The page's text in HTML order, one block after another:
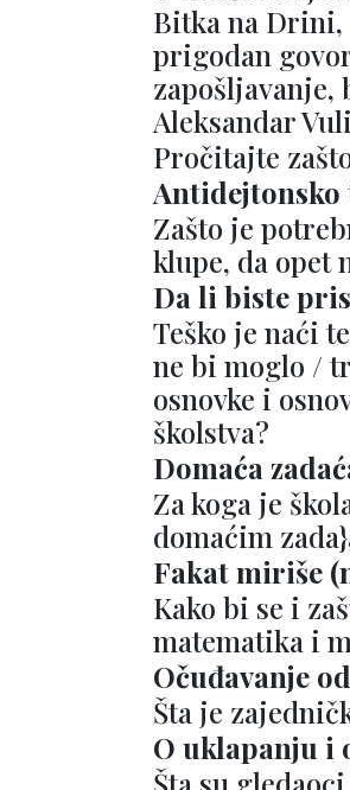
Bitka na Drini,
prigodan
Aleksandar
Pročitajte
Zašto je
klupe, da opet
Da li biste
Teško je naći
ne bi moglo /
osnovke i
školstva?
Domaća
Za koga je
domaćim
Fakat miriše
Kako bi se i
matematika i
Očuđavanje
Šta je
O uklapanju i